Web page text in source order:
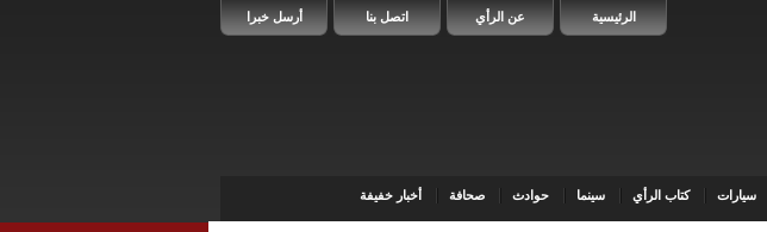
أرسل خبرا اتصل بنا عن الرأي الرئيسية
سيارات كتاب الرأي سينما حوادث صحافة أخبار خفيفة